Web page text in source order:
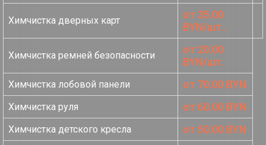
Химчистка дверных карт
от 35.00
BYN/шт..
Химчистка ремней безопасности
от 20.00
BYN/шт.
Химчистка лобовой панели от 70.00 BYN
Химчистка руля от 60.00 BYN
Химчистка детского кресла от 50.00 BYN